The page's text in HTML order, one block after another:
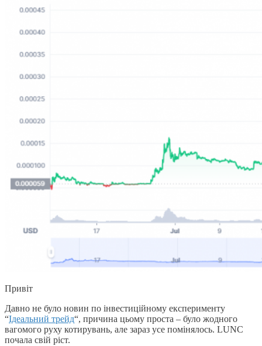
Привіт
Давно не було новин по інвестиційному експерименту
“Ідеальний трейд“, причина цьому проста – було жодного
вагомого руху котирувань, але зараз усе помінялось. LUNC
почала свій ріст.